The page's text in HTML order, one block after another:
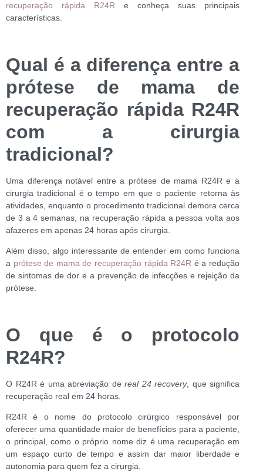
recuperação rápida R24R
e conheça suas principais
características.
Qual é a diferença entre a
prótese de mama de
recuperação rápida R24R
com a cirurgia
tradicional?
Uma diferença notável entre a prótese de mama R24R e a
cirurgia tradicional é o tempo em que o paciente retorna às
atividades, enquanto o procedimento tradicional demora cerca
de 3 a 4 semanas, na recuperação rápida a pessoa volta aos
afazeres em apenas 24 horas após cirurgia.
Além disso, algo interessante de entender em como funciona
a prótese de mama de recuperação rápida R24R é a redução
de sintomas de dor e a prevenção de infecções e rejeição da
prótese.
O que é o protocolo
R24R?
O R24R é uma abreviação de real 24 recovery, que significa
recuperação real em 24 horas.
R24R é o nome do protocolo cirúrgico responsável por
oferecer uma quantidade maior de benefícios para a paciente,
o principal, como o próprio nome diz é uma recuperação em
um espaço curto de tempo e assim dar maior liberdade e
autonomia para quem fez a cirurgia.